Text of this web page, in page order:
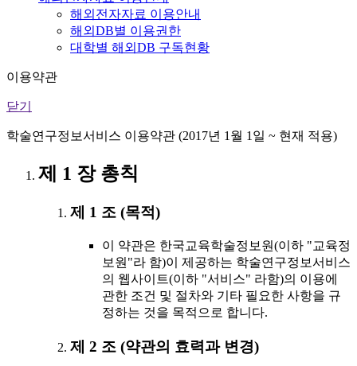
해외전자자료 이용안내
해외DB별 이용권한
대학별 해외DB 구독현황
이용약관
닫기
학술연구정보서비스 이용약관 (2017년 1월 1일 ~ 현재 적용)
제 1 장 총칙
제 1 조 (목적)
이 약관은 한국교육학술정보원(이하 "교육정
보원"라 함)이 제공하는 학술연구정보서비스
의 웹사이트(이하 "서비스" 라함)의 이용에
관한 조건 및 절차와 기타 필요한 사항을 규
정하는 것을 목적으로 합니다.
제 2 조 (약관의 효력과 변경)